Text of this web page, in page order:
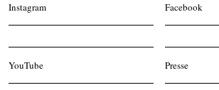
Instagram Facebook
YouTube Presse